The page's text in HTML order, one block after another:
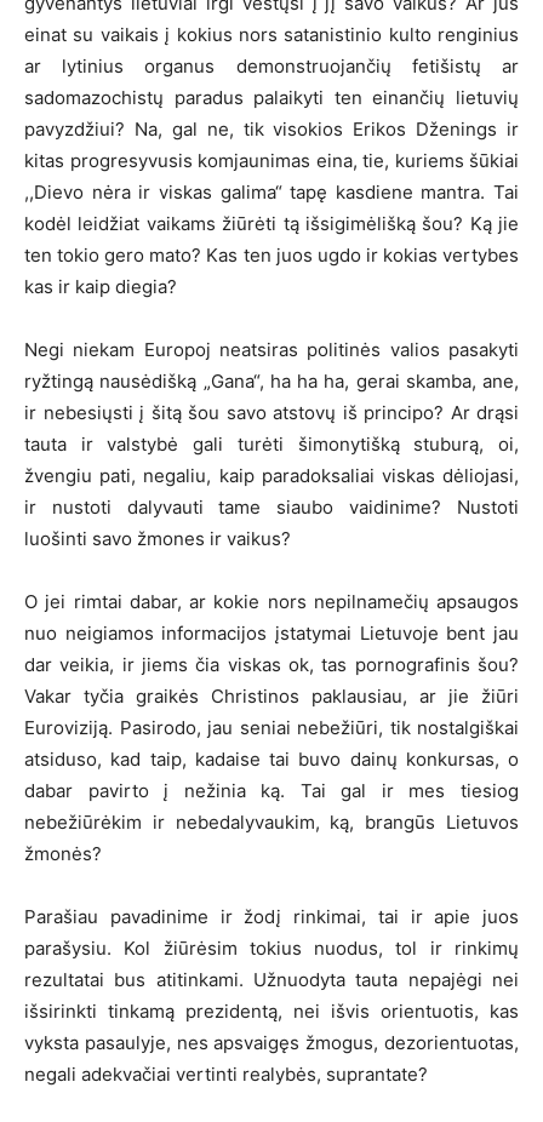
einat su vaikais į kokius nors satanistinio kulto renginius
ar lytinius organus demonstruojančių fetišistų ar
sadomazochistų paradus palaikyti ten einančių lietuvių
pavyzdžiui? Na, gal ne, tik visokios Erikos Dženings ir
kitas progresyvusis komjaunimas eina, tie, kuriems šūkiai
,,Dievo nėra ir viskas galima“ tapę kasdiene mantra. Tai
kodėl leidžiat vaikams žiūrėti tą išsigimėlišką šou? Ką jie
ten tokio gero mato? Kas ten juos ugdo ir kokias vertybes
kas ir kaip diegia?
Negi niekam Europoj neatsiras politinės valios pasakyti
ryžtingą nausėdišką „Gana“, ha ha ha, gerai skamba, ane,
ir nebesiųsti į šitą šou savo atstovų iš principo? Ar drąsi
tauta ir valstybė gali turėti šimonytišką stuburą, oi,
žvengiu pati, negaliu, kaip paradoksaliai viskas dėliojasi,
ir nustoti dalyvauti tame siaubo vaidinime? Nustoti
luošinti savo žmones ir vaikus?
O jei rimtai dabar, ar kokie nors nepilnamečių apsaugos
nuo neigiamos informacijos įstatymai Lietuvoje bent jau
dar veikia, ir jiems čia viskas ok, tas pornografinis šou?
Vakar tyčia graikės Christinos paklausiau, ar jie žiūri
Euroviziją. Pasirodo, jau seniai nebežiūri, tik nostalgiškai
atsiduso, kad taip, kadaise tai buvo dainų konkursas, o
dabar pavirto į nežinia ką. Tai gal ir mes tiesiog
nebežiūrėkim ir nebedalyvaukim, ką, brangūs Lietuvos
žmonės?
Parašiau pavadinime ir žodį rinkimai, tai ir apie juos
parašysiu. Kol žiūrėsim tokius nuodus, tol ir rinkimų
rezultatai bus atitinkami. Užnuodyta tauta nepajėgi nei
išsirinkti tinkamą prezidentą, nei išvis orientuotis, kas
vyksta pasaulyje, nes apsvaigęs žmogus, dezorientuotas,
negali adekvačiai vertinti realybės, suprantate?